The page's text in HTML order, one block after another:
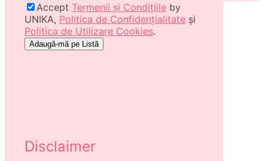
Accept Termenii și Condițiile by
UNIKA, Politica de Confidențialitate și
Politica de Utilizare Cookies.
Disclaimer